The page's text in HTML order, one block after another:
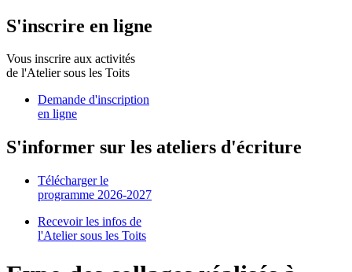
S'inscrire en ligne
Vous inscrire aux activités
de l'Atelier sous les Toits
Demande d'inscription
en ligne
S'informer sur les ateliers d'écriture
Télécharger le
programme 2026-2027
Recevoir les infos de
l'Atelier sous les Toits